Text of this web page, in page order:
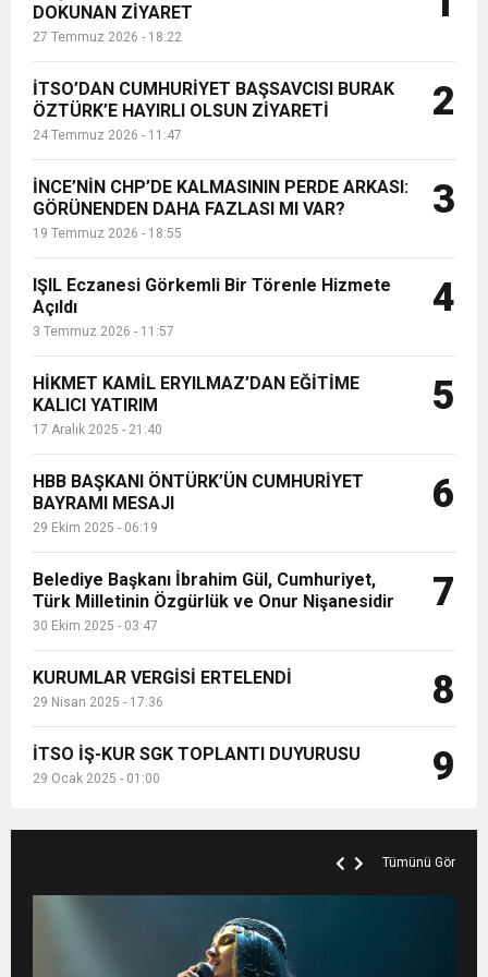
ve Onur Nişanesidir
6:19 HBB BAŞKANI ÖNTÜRK’ÜN
CUMHURİYET BAYRAMI MESAJI
17:36 KURUMLAR VERGİSİ ERTELENDİ
1:00 İTSO İŞ-KUR SGK TOPLANTI
21:40 CEYLANDERE’DE BAŞKAN EMRAH
18:22
GÖNÜLLERE DOKUNAN ZİYARET
Bozoğlan'ı makamında ziyaret etti....
DOKUNAN ZİYARET
27 Temmuz 2026 - 18:22
İTSO’DAN CUMHURİYET BAŞSAVCISI BURAK
ÖZTÜRK’E HAYIRLI OLSUN ZİYARETİ
24 Temmuz 2026 - 11:47
2
İNCE’NİN CHP’DE KALMASININ PERDE ARKASI:
GÖRÜNENDEN DAHA FAZLASI MI VAR?
19 Temmuz 2026 - 18:55
3
IŞIL Eczanesi Görkemli Bir Törenle Hizmete
Açıldı
3 Temmuz 2026 - 11:57
4
HİKMET KAMİL ERYILMAZ’DAN EĞİTİME
KALICI YATIRIM
17 Aralık 2025 - 21:40
5
HBB BAŞKANI ÖNTÜRK’ÜN CUMHURİYET
BAYRAMI MESAJI
29 Ekim 2025 - 06:19
6
Belediye Başkanı İbrahim Gül, Cumhuriyet,
Türk Milletinin Özgürlük ve Onur Nişanesidir
30 Ekim 2025 - 03:47
7
KURUMLAR VERGİSİ ERTELENDİ
29 Nisan 2025 - 17:36 8
İTSO İŞ-KUR SGK TOPLANTI DUYURUSU
29 Ocak 2025 - 01:00 9
Tümünü Gör